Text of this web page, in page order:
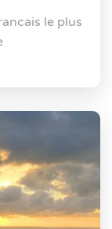
le plus